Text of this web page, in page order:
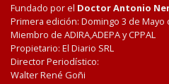
Fundado por el Doctor Antonio
Primera edición: Domingo 3 de Mayo
Miembro de ADIRA,ADEPA y CPPAL
Propietario: El Diario SRL
Director Periodístico:
Walter René Goñi